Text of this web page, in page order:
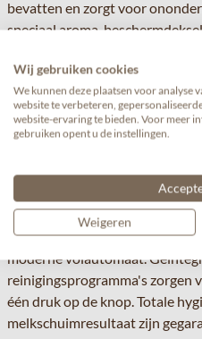
bevatten en zorgt voor
speciaal aroma-
inhoud van 1,9 liter zorgt het
toegankelijke waterreservoir
autonomie. Heldere,
en veel oog voor details
schoonheid die in iedere
elegantie weten te bekoren.
Totale hygiëneNet zo
verleidelijke
moderne volautomaat.
reinigingsprogramma's zorgen
één druk op de knop. Totale
melkschuimresultaat zijn
Wij gebruiken cookies
We kunnen deze plaatsen voor analyse
website te verbeteren,
website-ervaring te bieden. Voor meer
gebruiken opent u de instellingen.
Weigeren